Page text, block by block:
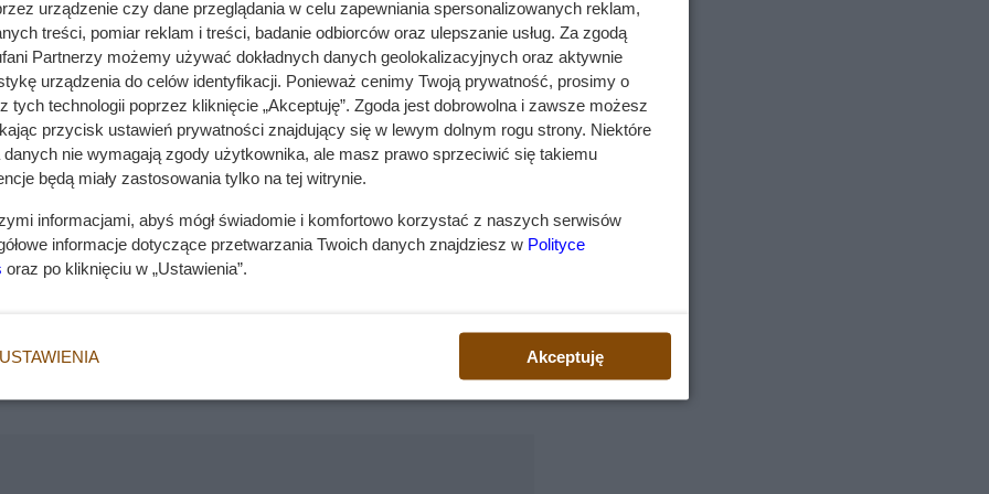
do rodziny molosowatych. Rasa nie została uznana
Poniżej podpowiemy, jak wygląda rasowy buldog
kilka istotnych wskazówek, które warto znać
takżezebrane w tym miejscu artykuły o buldogach.
wygląd i prawdziwy charakter
został wyhodowany w Stanach Zjednoczonych.
psy z Wielkiej Brytanii. Rasie towarzyszyła duża siła
się do pilnowania bydła. Pies tej rasy okazywał się
właścicieli w przypadku zagrożenia.
Wady
nie lubi samotności
nieufny wobec obcych
Buldog amerykański może być nieufny wobec
obcych, czasami nawet agresywny. Nie zawsze
urządzenie czy dane przeglądania w celu zapewniania spersonalizowanych reklam,
treści, pomiar reklam i treści, badanie odbiorców oraz ulepszanie usług. Za zgodą
Partnerzy możemy używać dokładnych danych geolokalizacyjnych oraz aktywnie
urządzenia do celów identyfikacji. Ponieważ cenimy Twoją prywatność, prosimy o
tych technologii poprzez kliknięcie „Akceptuję”. Zgoda jest dobrowolna i zawsze możesz
przycisk ustawień prywatności znajdujący się w lewym dolnym rogu strony. Niektóre
danych nie wymagają zgody użytkownika, ale masz prawo sprzeciwić się takiemu
będą miały zastosowania tylko na tej witrynie.
informacjami, abyś mógł świadomie i komfortowo korzystać z naszych serwisów
informacje dotyczące przetwarzania Twoich danych znajdziesz w Polityce
oraz po kliknięciu w „Ustawienia”.
USTAWIENIA Akceptuję